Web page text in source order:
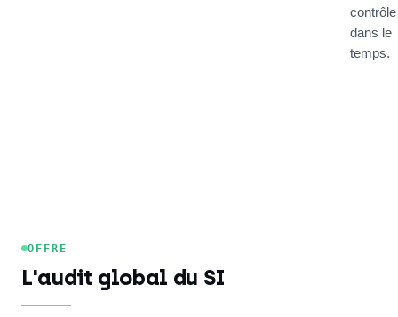
contrôle
dans le
temps.
OFFRE
L'audit global du SI